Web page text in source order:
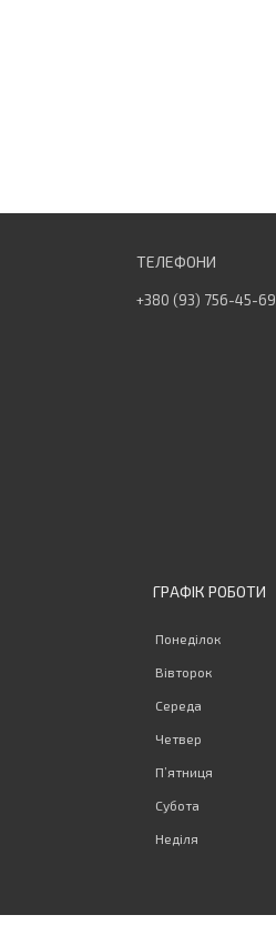
+380 (93) 756-45-69
ГРАФІК РОБОТИ
Понеділок
Вівторок
Середа
Четвер
Пʼятниця
Субота
Неділя